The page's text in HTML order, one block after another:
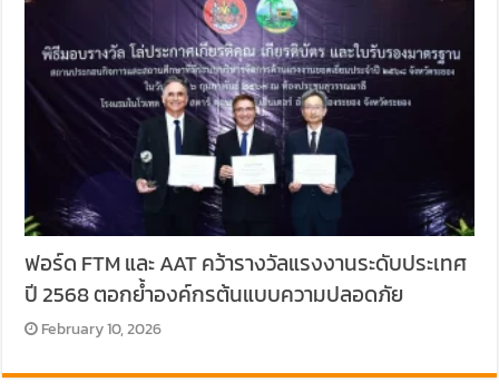
ฟอร์ด FTM และ AAT คว้ารางวัลแรงงานระดับประเทศ
ปี 2568 ตอกย้ำองค์กรต้นแบบความปลอดภัย
February 10, 2026